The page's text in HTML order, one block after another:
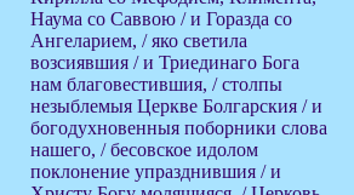
Наума со Саввою / и Горазда со
Ангеларием, / яко светила
возсиявшия / и Триединаго Бога
нам благовестившия, / столпы
незыблемыя Церкве Болгарския / и
богодухновенныя поборники слова
нашего, / бесовское идолом
поклонение упразднившия / и